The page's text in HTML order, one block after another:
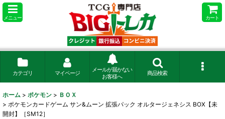
メニュー カート
カテゴリ マイページ
メールが届かない
お客様へ
商品検索
ホーム > ポケモン > ＢＯＸ
> ポケモンカードゲーム サン&ムーン 拡張パック オルタージェネシス BOX【未
開封】［SM12］